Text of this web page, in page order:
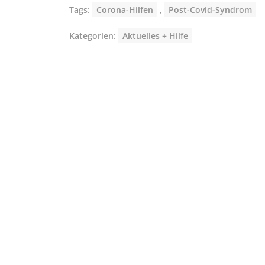
Tags: Corona-Hilfen , Post-Covid-Syndrom
Kategorien: Aktuelles + Hilfe